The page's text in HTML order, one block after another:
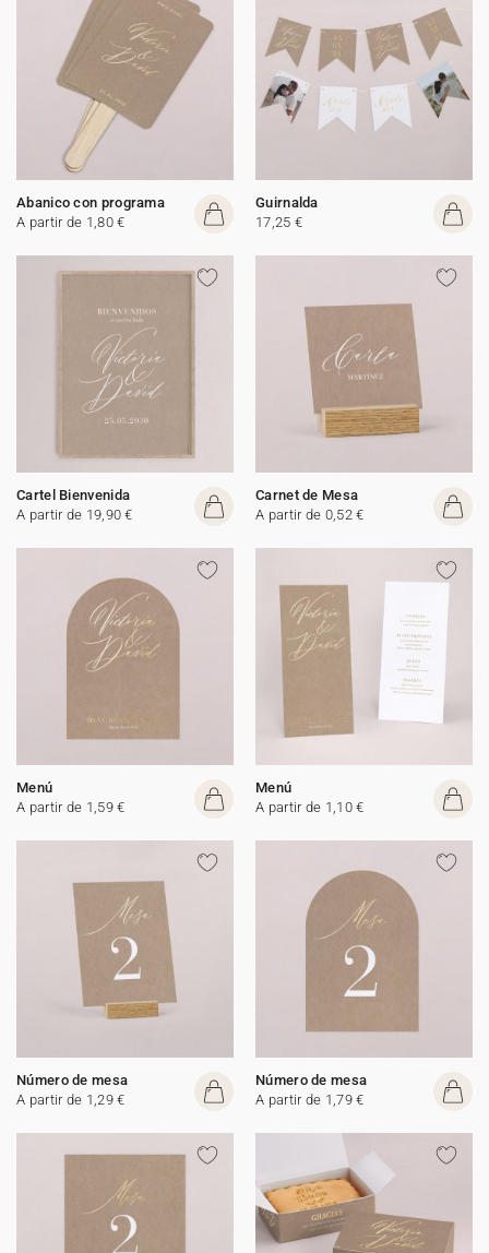
Abanico con programa
A partir de 1,80 €
Guirnalda
17,25 €
Cartel Bienvenida
A partir de 19,90 €
Carnet de Mesa
A partir de 0,52 €
Menú
A partir de 1,59 €
Menú
A partir de 1,10 €
Número de mesa
A partir de 1,29 €
Número de mesa
A partir de 1,79 €